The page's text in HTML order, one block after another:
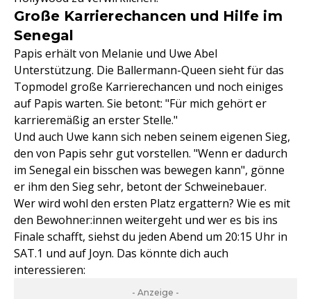
Große Karrierechancen und Hilfe im
Senegal
Papis erhält von Melanie und Uwe Abel
Unterstützung. Die Ballermann-Queen sieht für das
Topmodel große Karrierechancen und noch einiges
auf Papis warten. Sie betont: "Für mich gehört er
karrieremäßig an erster Stelle."
Und auch Uwe kann sich neben seinem eigenen Sieg,
den von Papis sehr gut vorstellen. "Wenn er dadurch
im Senegal ein bisschen was bewegen kann", gönne
er ihm den Sieg sehr, betont der Schweinebauer.
Wer wird wohl den ersten Platz ergattern? Wie es mit
den Bewohner:innen weitergeht und wer es bis ins
Finale schafft, siehst du jeden Abend um 20:15 Uhr in
SAT.1 und auf Joyn. Das könnte dich auch
interessieren:
- Anzeige -